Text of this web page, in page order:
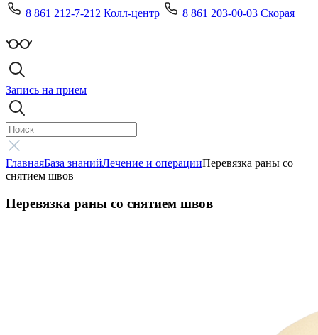
8 861 212-7-212 Колл-центр
8 861 203-00-03 Скорая
Запись на прием
ГлавнаяБаза знанийЛечение и операцииПеревязка раны со
снятием швов
Перевязка раны со снятием швов